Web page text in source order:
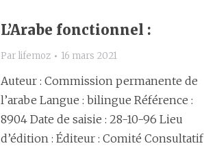
L’Arabe fonctionnel :
Par lifemoz 16 mars 2021
Auteur : Commission permanente de
l’arabe Langue : bilingue Référence :
8904 Date de saisie : 28-10-96 Lieu
d’édition : Éditeur : Comité Consultatif